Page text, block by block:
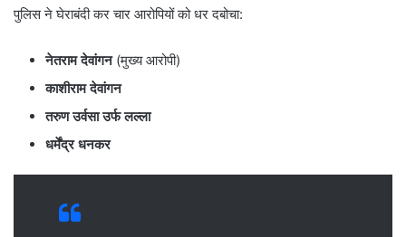
पुलिस ने घेराबंदी कर चार आरोपियों को धर दबोचा:
नेतराम देवांगन(मुख्य आरोपी)
काशीराम देवांगन
तरुण उर्वसा उर्फ लल्ला
धर्मेंद्र धनकर